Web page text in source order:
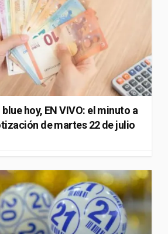
hoy, EN VIVO: el minuto a
de martes 22 de julio